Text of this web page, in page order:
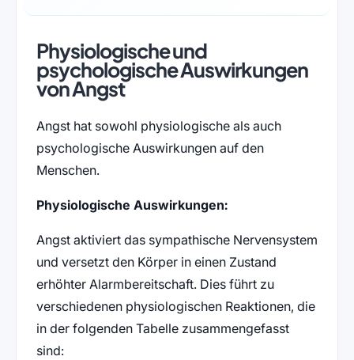
Physiologische und
psychologische Auswirkungen
von Angst
Angst hat sowohl physiologische als auch
psychologische Auswirkungen auf den
Menschen.
Physiologische Auswirkungen:
Angst aktiviert das sympathische Nervensystem
und versetzt den Körper in einen Zustand
erhöhter Alarmbereitschaft. Dies führt zu
verschiedenen physiologischen Reaktionen, die
in der folgenden Tabelle zusammengefasst
sind: